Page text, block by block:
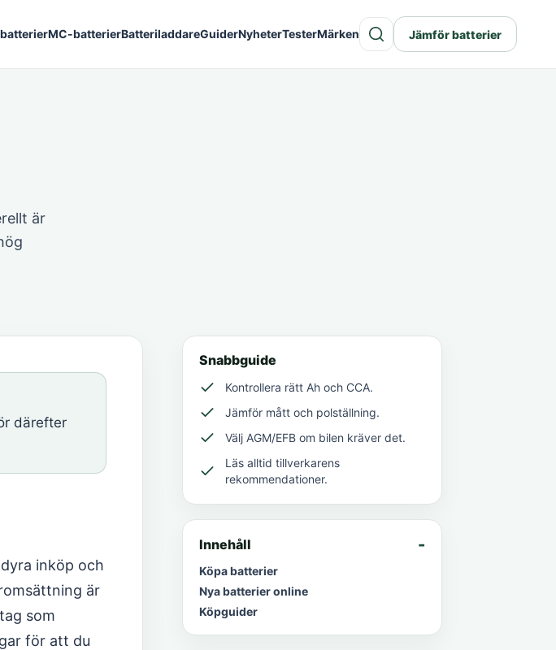
MC-batterierBatteriladdareGuiderNyheterTesterMärken Jämför batterier
är
därefter
inköp och
är
som
för att du
Snabbguide
Kontrollera rätt Ah och CCA.
Jämför mått och polställning.
Välj AGM/EFB om bilen kräver det.
Läs alltid tillverkarens
rekommendationer.
Innehåll
Köpa batterier
Nya batterier online
Köpguider